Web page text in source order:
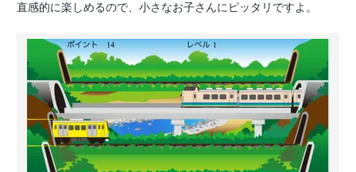
直感的に楽しめるので、小さなお子さんにピッタリですよ。